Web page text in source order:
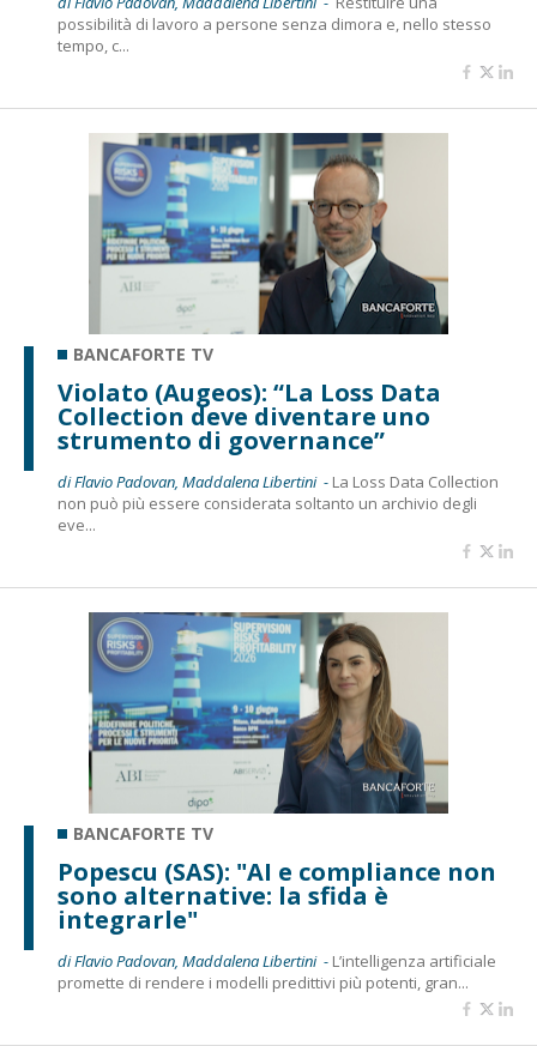
possibilità di lavoro a persone senza dimora e, nello stesso
tempo, c...
BANCAFORTE TV
Violato (Augeos): “La Loss Data
Collection deve diventare uno
strumento di governance”
di Flavio Padovan, Maddalena Libertini - La Loss Data Collection
non può più essere considerata soltanto un archivio degli
eve...
BANCAFORTE TV
Popescu (SAS): "AI e compliance non
sono alternative: la sfida è
integrarle"
di Flavio Padovan, Maddalena Libertini - L’intelligenza artificiale
promette di rendere i modelli predittivi più potenti, gran...